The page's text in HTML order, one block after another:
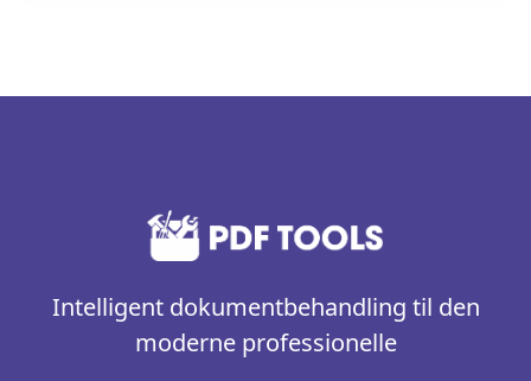
Intelligent dokumentbehandling til den
moderne professionelle